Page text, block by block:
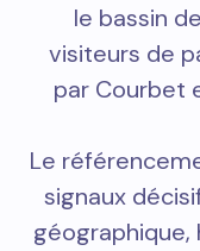
le bassin
visiteurs de
par Courbet
Le
signaux
géographique,